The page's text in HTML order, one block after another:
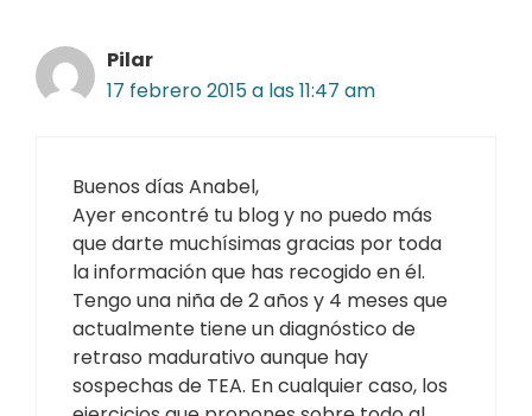
Pilar
17 febrero 2015 a las 11:47 am
Buenos días Anabel,
Ayer encontré tu blog y no puedo más
que darte muchísimas gracias por toda
la información que has recogido en él.
Tengo una niña de 2 años y 4 meses que
actualmente tiene un diagnóstico de
retraso madurativo aunque hay
sospechas de TEA. En cualquier caso, los